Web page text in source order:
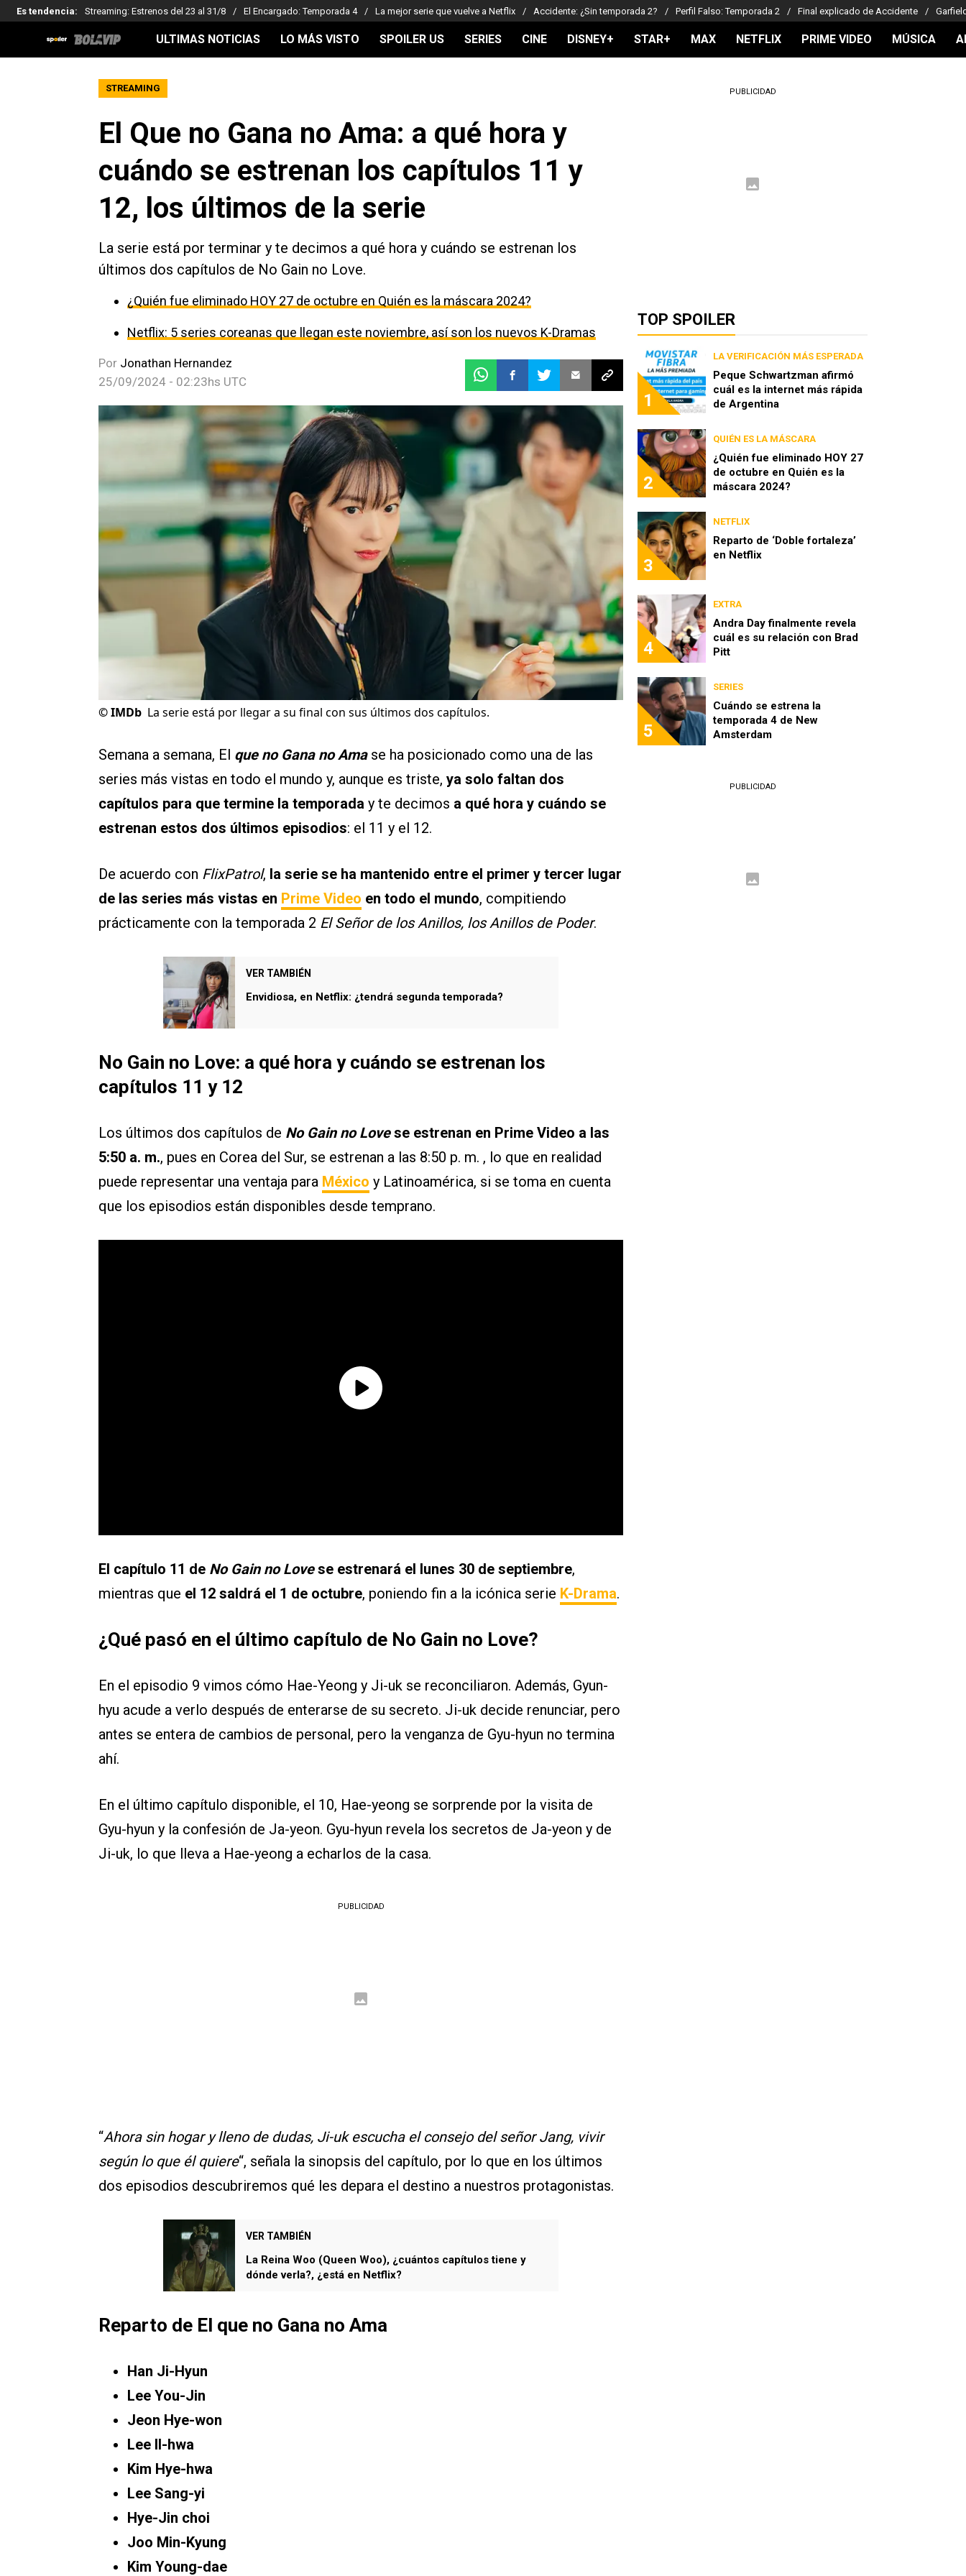
Es tendencia: Streaming: Estrenos del 23 al 31/8 El Encargado: Temporada 4 La mejor serie que vuelve a Netflix Accidente: ¿Sin temporada 2? Perfil Falso: Temporada 2 Final explicado de Accidente
ULTIMAS NOTICIAS LO MÁS VISTO SPOILER US SERIES CINE DISNEY+ STAR+ MAX NETFLIX PRIME VIDEO MÚSICA
STREAMING
El Que no Gana no Ama: a qué hora y
cuándo se estrenan los capítulos 11 y
12, los últimos de la serie
La serie está por terminar y te decimos a qué hora y cuándo se estrenan los
últimos dos capítulos de No Gain no Love.
¿Quién fue eliminado HOY 27 de octubre en Quién es la máscara 2024?
Netflix: 5 series coreanas que llegan este noviembre, así son los nuevos K-Dramas
Por Jonathan Hernandez
25/09/2024 - 02:23hs UTC
©IMDb La serie está por llegar a su final con sus últimos dos capítulos.
Semana a semana, El que no Gana no Ama se ha posicionado como una de las
series más vistas en todo el mundo y, aunque es triste, ya solo faltan dos
capítulos para que termine la temporada y te decimos a qué hora y cuándo se
estrenan estos dos últimos episodios: el 11 y el 12.
De acuerdo con FlixPatrol, la serie se ha mantenido entre el primer y tercer lugar
de las series más vistas en Prime Video en todo el mundo, compitiendo
prácticamente con la temporada 2 El Señor de los Anillos, los Anillos de Poder.
VER TAMBIÉN
Envidiosa, en Netflix: ¿tendrá segunda temporada?
No Gain no Love: a qué hora y cuándo se estrenan los
capítulos 11 y 12
Los últimos dos capítulos de No Gain no Love se estrenan en Prime Video a las
5:50 a. m., pues en Corea del Sur, se estrenan a las 8:50 p. m. , lo que en realidad
puede representar una ventaja para México y Latinoamérica, si se toma en cuenta
que los episodios están disponibles desde temprano.
El capítulo 11 de No Gain no Lovese estrenará el lunes 30 de septiembre,
mientras que el 12 saldrá el 1 de octubre, poniendo fin a la icónica serie K-Drama.
¿Qué pasó en el último capítulo de No Gain no Love?
En el episodio 9 vimos cómo Hae-Yeong y Ji-uk se reconciliaron. Además, Gyun-
hyu acude a verlo después de enterarse de su secreto. Ji-uk decide renunciar, pero
antes se entera de cambios de personal, pero la venganza de Gyu-hyun no termina
ahí.
En el último capítulo disponible, el 10, Hae-yeong se sorprende por la visita de
Gyu-hyun y la confesión de Ja-yeon. Gyu-hyun revela los secretos de Ja-yeon y de
Ji-uk, lo que lleva a Hae-yeong a echarlos de la casa.
PUBLICIDAD
“Ahora sin hogar y lleno de dudas, Ji-uk escucha el consejo del señor Jang, vivir
según lo que él quiere“, señala la sinopsis del capítulo, por lo que en los últimos
dos episodios descubriremos qué les depara el destino a nuestros protagonistas.
VER TAMBIÉN
La Reina Woo (Queen Woo), ¿cuántos capítulos tiene y
dónde verla?, ¿está en Netflix?
Reparto de El que no Gana no Ama
Han Ji-Hyun
Lee You-Jin
Jeon Hye-won
Lee Il-hwa
Kim Hye-hwa
Lee Sang-yi
Hye-Jin choi
Joo Min-Kyung
Kim Young-dae
PUBLICIDAD
TOP SPOILER
1
LA VERIFICACIÓN MÁS ESPERADA
Peque Schwartzman afirmó
cuál es la internet más rápida
de Argentina
2
QUIÉN ES LA MÁSCARA
¿Quién fue eliminado HOY 27
de octubre en Quién es la
máscara 2024?
3
NETFLIX
Reparto de ‘Doble fortaleza’
en Netflix
4
EXTRA
Andra Day finalmente revela
cuál es su relación con Brad
Pitt
5
SERIES
Cuándo se estrena la
temporada 4 de New
Amsterdam
PUBLICIDAD